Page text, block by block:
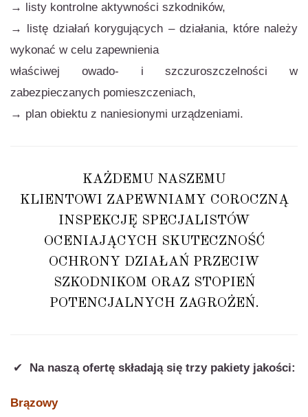
→ listy kontrolne aktywności szkodników,
→ listę działań korygujących – działania, które należy
wykonać w celu zapewnienia
właściwej owado- i szczuroszczelności w
zabezpieczanych pomieszczeniach,
→ plan obiektu z naniesionymi urządzeniami.
KAŻDEMU NASZEMU
KLIENTOWI ZAPEWNIAMY COROCZNĄ
INSPEKCJĘ SPECJALISTÓW
OCENIAJĄCYCH SKUTECZNOŚĆ
OCHRONY DZIAŁAŃ PRZECIW
SZKODNIKOM ORAZ STOPIEŃ
POTENCJALNYCH ZAGROŻEŃ.
✔ Na naszą ofertę składają się trzy pakiety jakości:
Brązowy